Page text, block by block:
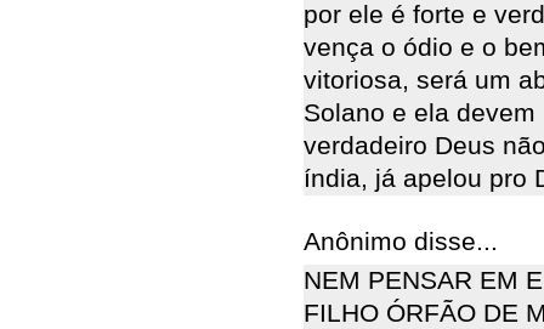
por ele é forte e
vença o ódio e o
vitoriosa, será um
Solano e ela
verdadeiro Deus
índia, já apelou pro
Anônimo disse...
NEM PENSAR EM
FILHO ÓRFÃO DE